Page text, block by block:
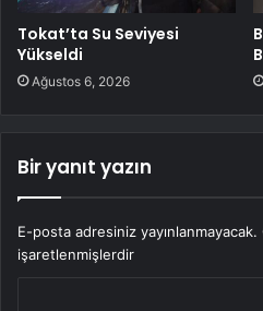
Tokat’ta Su Seviyesi
Yükseldi
Ağustos 6, 2026
Bir yanıt yazın
E-posta adresiniz yayınlanmayacak.
işaretlenmişlerdir